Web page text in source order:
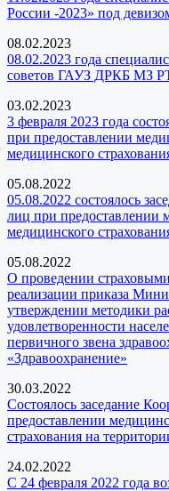
России -2023» под
08.02.2023
08.02.2023 года
советов ГАУЗ ДРКБ МЗ
03.02.2023
3 февраля 2023 года
при предоставлении
медицинского
05.08.2022
05.08.2022 состоялось
лиц при предоставлении
медицинского
05.08.2022
О проведении
реализации приказа
утверждении методики
удовлетворенности
первичного звена
«Здравоохранение»
30.03.2022
Состоялось заседание
предоставлении
страхования на
24.02.2022
С 24 февраля 2022 года